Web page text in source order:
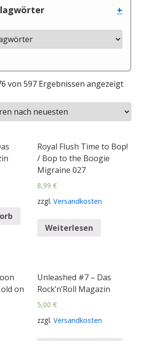
+
von 597 Ergebnissen angezeigt
Royal Flush Time to Bop!
/ Bop to the Boogie
Migraine 027
8,99 €
zzgl. Versandkosten
Weiterlesen
on
Unleashed #7 – Das
Rock’n’Roll Magazin
5,00 €
zzgl. Versandkosten